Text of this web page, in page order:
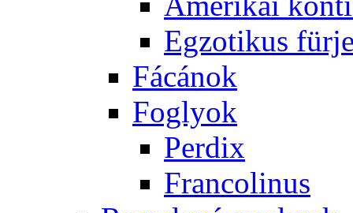
Egzotikus
Fácánok
Foglyok
Perdix
Francolinus